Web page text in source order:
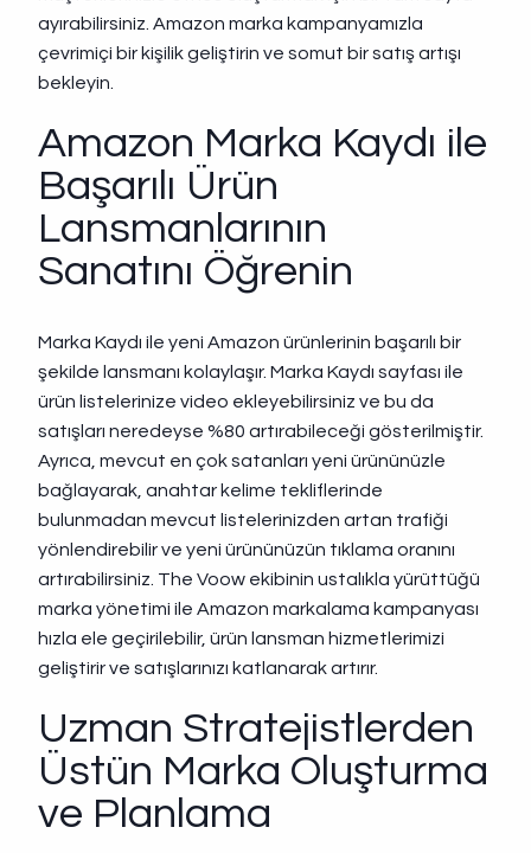
ayırabilirsiniz. Amazon marka kampanyamızla
çevrimiçi bir kişilik geliştirin ve somut bir satış artışı
bekleyin.
Amazon Marka Kaydı ile
Başarılı Ürün
Lansmanlarının
Sanatını Öğrenin
Marka Kaydı ile yeni Amazon ürünlerinin başarılı bir
şekilde lansmanı kolaylaşır. Marka Kaydı sayfası ile
ürün listelerinize video ekleyebilirsiniz ve bu da
satışları neredeyse %80 artırabileceği gösterilmiştir.
Ayrıca, mevcut en çok satanları yeni ürününüzle
bağlayarak, anahtar kelime tekliflerinde
bulunmadan mevcut listelerinizden artan trafiği
yönlendirebilir ve yeni ürününüzün tıklama oranını
artırabilirsiniz. The Voow ekibinin ustalıkla yürüttüğü
marka yönetimi ile Amazon markalama kampanyası
hızla ele geçirilebilir, ürün lansman hizmetlerimizi
geliştirir ve satışlarınızı katlanarak artırır.
Uzman Stratejistlerden
Üstün Marka Oluşturma
ve Planlama